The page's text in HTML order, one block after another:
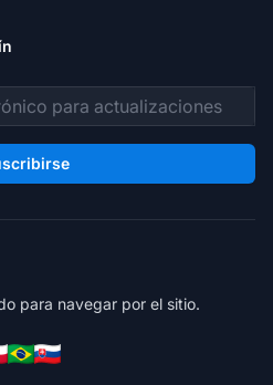
para navegar por el sitio.